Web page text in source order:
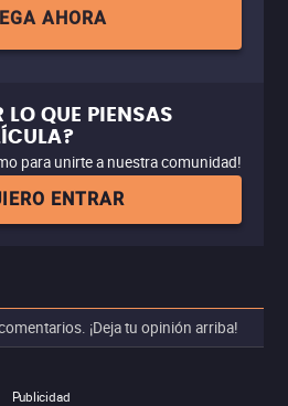
AHORA
LO QUE PIENSAS
para unirte a nuestra comunidad!
ENTRAR
¡Deja tu opinión arriba!
Publicidad